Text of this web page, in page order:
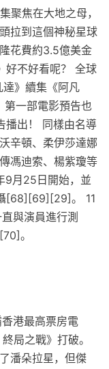
聚焦在大地之母，
拉到這個神秘星球
花費約3.5億美金
好不好看呢？ 全球
》續集《阿凡
一部電影預告也
播出！ 同樣由名導
辛頓、柔伊莎達娜
馮迪索、楊紫瓊等
9月25日開始，並
[68][69][29]。 11
與演員進行測
。
港最高票房電
局之戰》打破。
潘朵拉星，但傑